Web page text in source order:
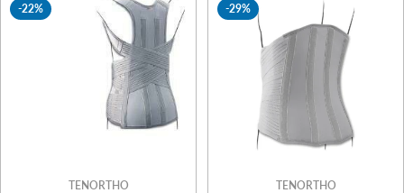
-22%
TENORTHO
-29%
TENORTHO